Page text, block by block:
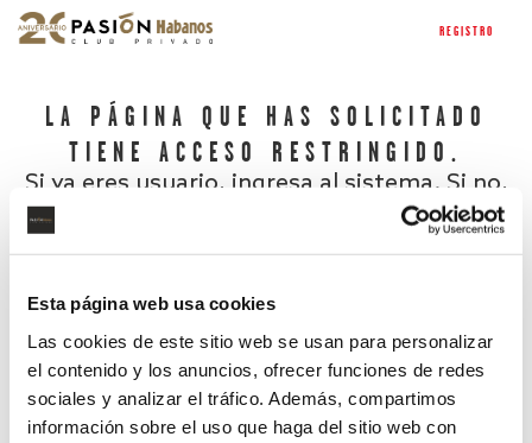
Esta página web usa cookies
Las cookies de este sitio web se usan para personalizar
el contenido y los anuncios, ofrecer funciones de redes
sociales y analizar el tráfico. Además, compartimos
información sobre el uso que haga del sitio web con
REGISTRO
LA PÁGINA QUE HAS SOLICITADO
TIENE ACCESO RESTRINGIDO.
Si ya eres usuario, ingresa al sistema. Si no,